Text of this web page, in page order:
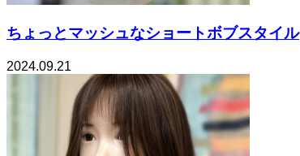
ちょっとマッシュなショートボブスタイル
2024.09.21